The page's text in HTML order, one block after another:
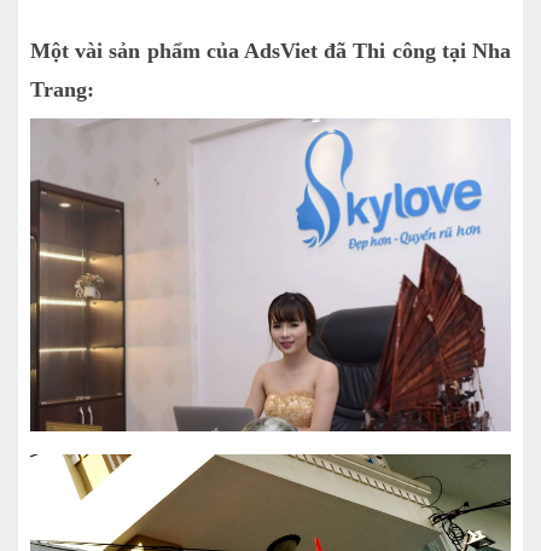
Một vài sản phẩm của AdsViet đã Thi công tại Nha
Trang: